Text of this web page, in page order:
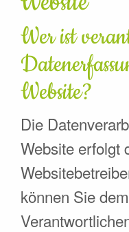
Wer ist
Website?
Die
Website erfolgt
können Sie